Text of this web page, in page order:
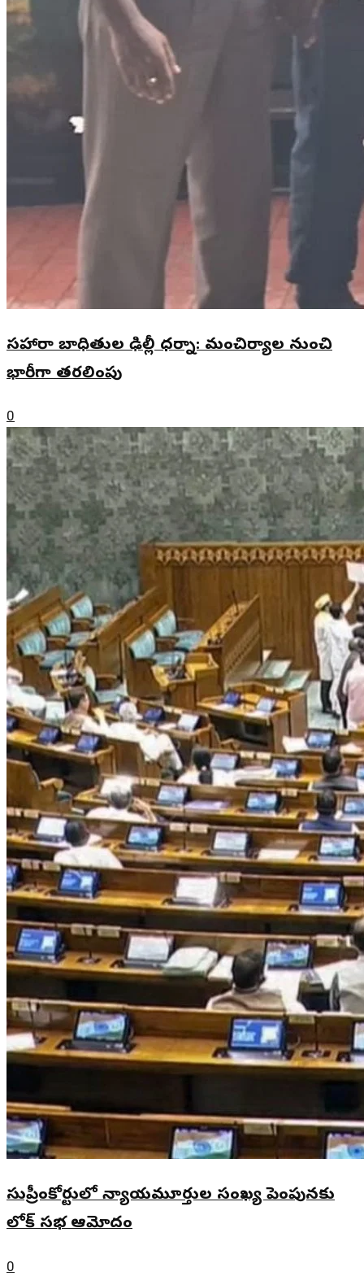
సహారా బాధితుల ఢిల్లీ ధర్నా: మంచిర్యాల నుంచి
భారీగా తరలింపు
0
సుప్రీంకోర్టులో న్యాయమూర్తుల సంఖ్య పెంపునకు
లోక్ సభ ఆమోదం
0